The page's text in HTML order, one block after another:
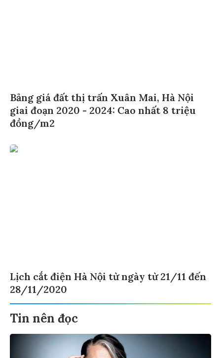
Bảng giá đất thị trấn Xuân Mai, Hà Nội
giai đoạn 2020 - 2024: Cao nhất 8 triệu
đồng/m2
Lịch cắt điện Hà Nội từ ngày từ 21/11 đến
28/11/2020
Tin nên đọc